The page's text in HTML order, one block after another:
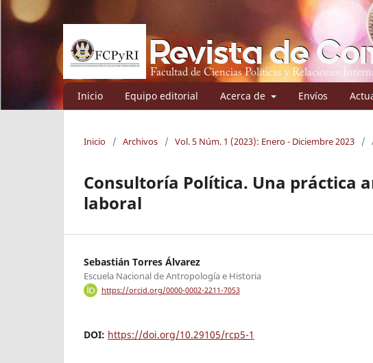
Inicio Equipo editorial Acerca de Envíos
Inicio / Archivos / Vol. 5 Núm. 1 (2023): Enero - Diciembre 2023 /
Consultoría Política. Una práctica
laboral
Sebastián Torres Álvarez
Escuela Nacional de Antropología e Historia
https://orcid.org/0000-0002-2211-7053
DOI: https://doi.org/10.29105/rcp5-1